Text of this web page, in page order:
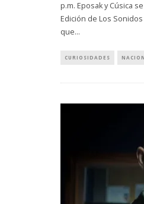
p.m. Eposak y Cúsica
Edición de Los
que...
CURIOSIDADES